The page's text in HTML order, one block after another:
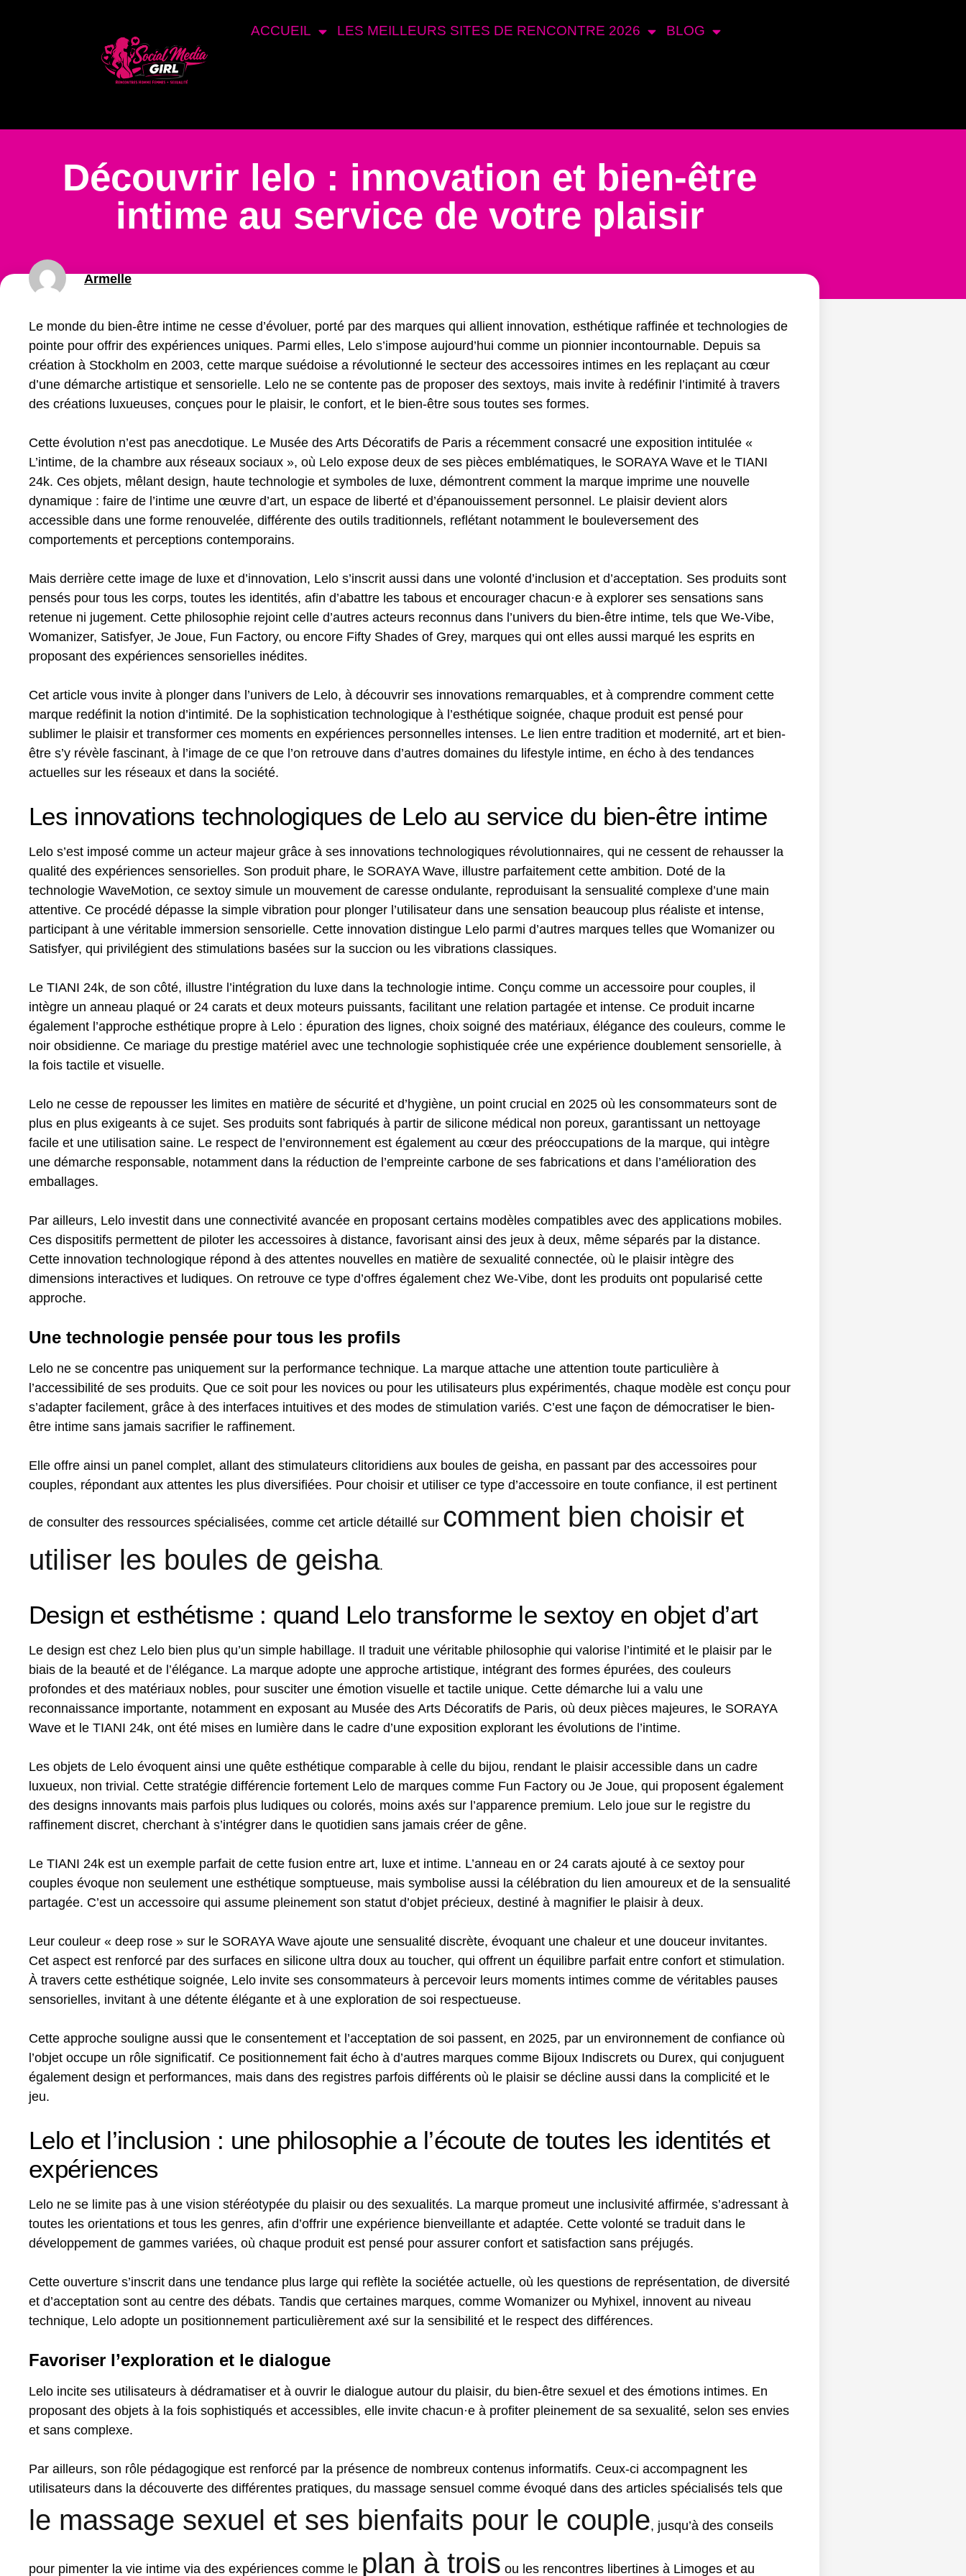
ACCUEIL LES MEILLEURS SITES DE RENCONTRE 2026 BLOG
Découvrir lelo : innovation et bien-être
intime au service de votre plaisir
Armelle
Le monde du bien-être intime ne cesse d’évoluer, porté par des marques qui allient innovation, esthétique raffinée et technologies de
pointe pour offrir des expériences uniques. Parmi elles, Lelo s’impose aujourd’hui comme un pionnier incontournable. Depuis sa
création à Stockholm en 2003, cette marque suédoise a révolutionné le secteur des accessoires intimes en les replaçant au cœur
d’une démarche artistique et sensorielle. Lelo ne se contente pas de proposer des sextoys, mais invite à redéfinir l’intimité à travers
des créations luxueuses, conçues pour le plaisir, le confort, et le bien-être sous toutes ses formes.
Cette évolution n’est pas anecdotique. Le Musée des Arts Décoratifs de Paris a récemment consacré une exposition intitulée «
L’intime, de la chambre aux réseaux sociaux », où Lelo expose deux de ses pièces emblématiques, le SORAYA Wave et le TIANI
24k. Ces objets, mêlant design, haute technologie et symboles de luxe, démontrent comment la marque imprime une nouvelle
dynamique : faire de l’intime une œuvre d’art, un espace de liberté et d’épanouissement personnel. Le plaisir devient alors
accessible dans une forme renouvelée, différente des outils traditionnels, reflétant notamment le bouleversement des
comportements et perceptions contemporains.
Mais derrière cette image de luxe et d’innovation, Lelo s’inscrit aussi dans une volonté d’inclusion et d’acceptation. Ses produits sont
pensés pour tous les corps, toutes les identités, afin d’abattre les tabous et encourager chacun·e à explorer ses sensations sans
retenue ni jugement. Cette philosophie rejoint celle d’autres acteurs reconnus dans l’univers du bien-être intime, tels que We-Vibe,
Womanizer, Satisfyer, Je Joue, Fun Factory, ou encore Fifty Shades of Grey, marques qui ont elles aussi marqué les esprits en
proposant des expériences sensorielles inédites.
Cet article vous invite à plonger dans l’univers de Lelo, à découvrir ses innovations remarquables, et à comprendre comment cette
marque redéfinit la notion d’intimité. De la sophistication technologique à l’esthétique soignée, chaque produit est pensé pour
sublimer le plaisir et transformer ces moments en expériences personnelles intenses. Le lien entre tradition et modernité, art et bien-
être s’y révèle fascinant, à l’image de ce que l’on retrouve dans d’autres domaines du lifestyle intime, en écho à des tendances
actuelles sur les réseaux et dans la société.
Les innovations technologiques de Lelo au service du bien-être intime
Lelo s’est imposé comme un acteur majeur grâce à ses innovations technologiques révolutionnaires, qui ne cessent de rehausser la
qualité des expériences sensorielles. Son produit phare, le SORAYA Wave, illustre parfaitement cette ambition. Doté de la
technologie WaveMotion, ce sextoy simule un mouvement de caresse ondulante, reproduisant la sensualité complexe d’une main
attentive. Ce procédé dépasse la simple vibration pour plonger l’utilisateur dans une sensation beaucoup plus réaliste et intense,
participant à une véritable immersion sensorielle. Cette innovation distingue Lelo parmi d’autres marques telles que Womanizer ou
Satisfyer, qui privilégient des stimulations basées sur la succion ou les vibrations classiques.
Le TIANI 24k, de son côté, illustre l’intégration du luxe dans la technologie intime. Conçu comme un accessoire pour couples, il
intègre un anneau plaqué or 24 carats et deux moteurs puissants, facilitant une relation partagée et intense. Ce produit incarne
également l’approche esthétique propre à Lelo : épuration des lignes, choix soigné des matériaux, élégance des couleurs, comme le
noir obsidienne. Ce mariage du prestige matériel avec une technologie sophistiquée crée une expérience doublement sensorielle, à
la fois tactile et visuelle.
Lelo ne cesse de repousser les limites en matière de sécurité et d’hygiène, un point crucial en 2025 où les consommateurs sont de
plus en plus exigeants à ce sujet. Ses produits sont fabriqués à partir de silicone médical non poreux, garantissant un nettoyage
facile et une utilisation saine. Le respect de l’environnement est également au cœur des préoccupations de la marque, qui intègre
une démarche responsable, notamment dans la réduction de l’empreinte carbone de ses fabrications et dans l’amélioration des
emballages.
Par ailleurs, Lelo investit dans une connectivité avancée en proposant certains modèles compatibles avec des applications mobiles.
Ces dispositifs permettent de piloter les accessoires à distance, favorisant ainsi des jeux à deux, même séparés par la distance.
Cette innovation technologique répond à des attentes nouvelles en matière de sexualité connectée, où le plaisir intègre des
dimensions interactives et ludiques. On retrouve ce type d’offres également chez We-Vibe, dont les produits ont popularisé cette
approche.
Une technologie pensée pour tous les profils
Lelo ne se concentre pas uniquement sur la performance technique. La marque attache une attention toute particulière à
l’accessibilité de ses produits. Que ce soit pour les novices ou pour les utilisateurs plus expérimentés, chaque modèle est conçu pour
s’adapter facilement, grâce à des interfaces intuitives et des modes de stimulation variés. C’est une façon de démocratiser le bien-
être intime sans jamais sacrifier le raffinement.
Elle offre ainsi un panel complet, allant des stimulateurs clitoridiens aux boules de geisha, en passant par des accessoires pour
couples, répondant aux attentes les plus diversifiées. Pour choisir et utiliser ce type d’accessoire en toute confiance, il est pertinent
de consulter des ressources spécialisées, comme cet article détaillé sur comment bien choisir et
utiliser les boules de geisha.
Design et esthétisme : quand Lelo transforme le sextoy en objet d’art
Le design est chez Lelo bien plus qu’un simple habillage. Il traduit une véritable philosophie qui valorise l’intimité et le plaisir par le
biais de la beauté et de l’élégance. La marque adopte une approche artistique, intégrant des formes épurées, des couleurs
profondes et des matériaux nobles, pour susciter une émotion visuelle et tactile unique. Cette démarche lui a valu une
reconnaissance importante, notamment en exposant au Musée des Arts Décoratifs de Paris, où deux pièces majeures, le SORAYA
Wave et le TIANI 24k, ont été mises en lumière dans le cadre d’une exposition explorant les évolutions de l’intime.
Les objets de Lelo évoquent ainsi une quête esthétique comparable à celle du bijou, rendant le plaisir accessible dans un cadre
luxueux, non trivial. Cette stratégie différencie fortement Lelo de marques comme Fun Factory ou Je Joue, qui proposent également
des designs innovants mais parfois plus ludiques ou colorés, moins axés sur l’apparence premium. Lelo joue sur le registre du
raffinement discret, cherchant à s’intégrer dans le quotidien sans jamais créer de gêne.
Le TIANI 24k est un exemple parfait de cette fusion entre art, luxe et intime. L’anneau en or 24 carats ajouté à ce sextoy pour
couples évoque non seulement une esthétique somptueuse, mais symbolise aussi la célébration du lien amoureux et de la sensualité
partagée. C’est un accessoire qui assume pleinement son statut d’objet précieux, destiné à magnifier le plaisir à deux.
Leur couleur « deep rose » sur le SORAYA Wave ajoute une sensualité discrète, évoquant une chaleur et une douceur invitantes.
Cet aspect est renforcé par des surfaces en silicone ultra doux au toucher, qui offrent un équilibre parfait entre confort et stimulation.
À travers cette esthétique soignée, Lelo invite ses consommateurs à percevoir leurs moments intimes comme de véritables pauses
sensorielles, invitant à une détente élégante et à une exploration de soi respectueuse.
Cette approche souligne aussi que le consentement et l’acceptation de soi passent, en 2025, par un environnement de confiance où
l’objet occupe un rôle significatif. Ce positionnement fait écho à d’autres marques comme Bijoux Indiscrets ou Durex, qui conjuguent
également design et performances, mais dans des registres parfois différents où le plaisir se décline aussi dans la complicité et le
jeu.
Lelo et l’inclusion : une philosophie a l’écoute de toutes les identités et
expériences
Lelo ne se limite pas à une vision stéréotypée du plaisir ou des sexualités. La marque promeut une inclusivité affirmée, s’adressant à
toutes les orientations et tous les genres, afin d’offrir une expérience bienveillante et adaptée. Cette volonté se traduit dans le
développement de gammes variées, où chaque produit est pensé pour assurer confort et satisfaction sans préjugés.
Cette ouverture s’inscrit dans une tendance plus large qui reflète la sociétée actuelle, où les questions de représentation, de diversité
et d’acceptation sont au centre des débats. Tandis que certaines marques, comme Womanizer ou Myhixel, innovent au niveau
technique, Lelo adopte un positionnement particulièrement axé sur la sensibilité et le respect des différences.
Favoriser l’exploration et le dialogue
Lelo incite ses utilisateurs à dédramatiser et à ouvrir le dialogue autour du plaisir, du bien-être sexuel et des émotions intimes. En
proposant des objets à la fois sophistiqués et accessibles, elle invite chacun·e à profiter pleinement de sa sexualité, selon ses envies
et sans complexe.
Par ailleurs, son rôle pédagogique est renforcé par la présence de nombreux contenus informatifs. Ceux-ci accompagnent les
utilisateurs dans la découverte des différentes pratiques, du massage sensuel comme évoqué dans des articles spécialisés tels que
le massage sexuel et ses bienfaits pour le couple, jusqu’à des conseils
pour pimenter la vie intime via des expériences comme le plan à trois ou les rencontres libertines à Limoges et au